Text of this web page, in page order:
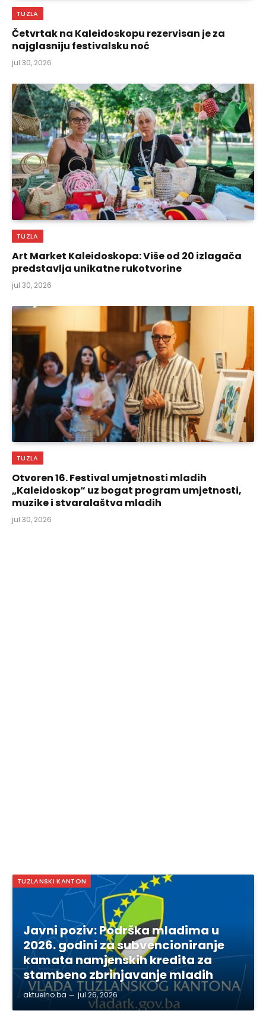
TUZLA
Četvrtak na Kaleidoskopu rezervisan je za
najglasniju festivalsku noć
jul 30, 2026
TUZLA
Art Market Kaleidoskopa: Više od 20 izlagača
predstavlja unikatne rukotvorine
jul 30, 2026
TUZLA
Otvoren 16. Festival umjetnosti mladih
„Kaleidoskop“ uz bogat program umjetnosti,
muzike i stvaralaštva mladih
jul 30, 2026
TUZLANSKI KANTON
Javni poziv: Podrška mladima u
2026. godini za subvencioniranje
kamata namjenskih kredita za
stambeno zbrinjavanje mladih
aktuelno.ba jul 26, 2026